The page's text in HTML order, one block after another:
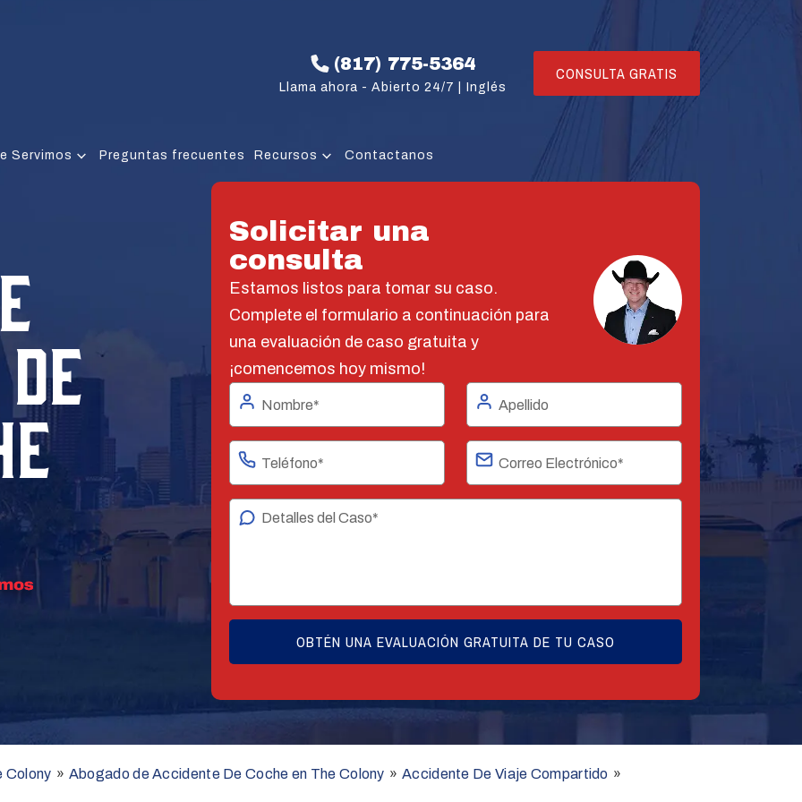
(817) 775-5364
Llama ahora - Abierto 24/7 | Inglés
CONSULTA GRATIS
Servimos Preguntas frecuentes Recursos Contactanos
Solicitar una
consulta
Estamos listos para tomar su caso.
Complete el formulario a continuación para
una evaluación de caso gratuita y
¡comencemos hoy mismo!
Colony » Abogado de Accidente De Coche en The Colony » Accidente De Viaje Compartido »